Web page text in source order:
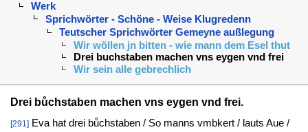
Werk
Sprichwörter - Schöne - Weise Klugredenn
Teutscher Sprichwörter Gemeyne außlegung
Wir wöllen jn bitten - wie mann dem Esel thut
Drei buchstaben machen vns eygen vnd frei
Wir sein alle gebrechlich
Drei bůchstaben machen vns eygen vnd frei.
[291]Eva hat drei bůchstaben / So manns vmbkert / lauts Aue /